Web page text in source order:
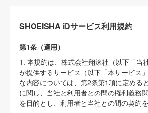
SHOEISHA iDサービス利用規約
第1条（適用）
1. 本規約は、株式会社翔泳社（以下「当
が提供するサービス（以下「本サービス
な内容については、第2条第1項に定める
に関し、当社と利用者との間の権利義務
を目的とし、利用者と当社との間の契約を